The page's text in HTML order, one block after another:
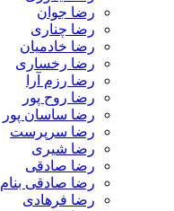
رضا جوان
رضا چناری
رضا خادمیان
رضا رخساری
رضا رزم آرا
رضا روح پور
رضا ساسان پور
رضا سرپرست
رضا شیری
رضا صادقی
رضا صادقی بنام
رضا فرهادی